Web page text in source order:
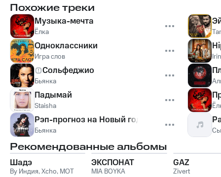
Похожие треки
Музыка-мечта
Ёлка
Одноклассники
Игра слов
Сольфеджио
Бьянка
Падымай
Staisha
Рэп-прогноз на Новый год
Бьянка
Рекомендованные альбомы
Шадэ
By Индия,Xcho, MOT
ЭКСПОНАТ
MIA BOYKA
GAZ
Zivert